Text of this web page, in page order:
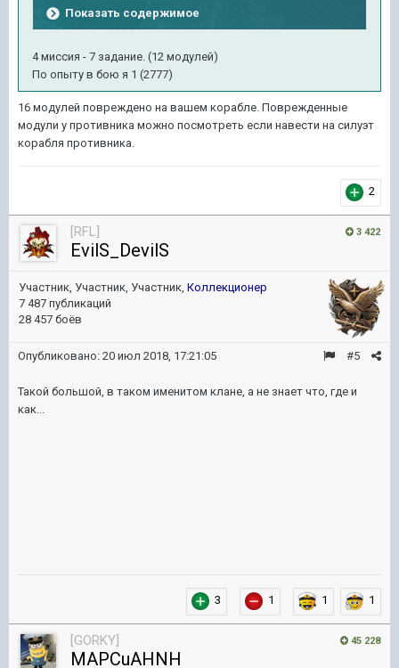
Показать содержимое
4 миссия - 7 задание. (12 модулей)
По опыту в бою я 1 (2777)
16 модулей повреждено на вашем корабле. Поврежденные
модули у противника можно посмотреть если навести на силуэт
корабля противника.
2
3 422
[RFL]
EvilS_DevilS
Участник, Участник, Участник, Коллекционер
7 487 публикаций
28 457 боёв
#5
Опубликовано: 20 июл 2018, 17:21:05
Такой большой, в таком именитом клане, а не знает что, где и
как...
3 1 1 1
45 228
[GORKY]
MAPCuAHNH